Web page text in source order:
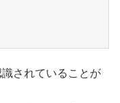
されていることが